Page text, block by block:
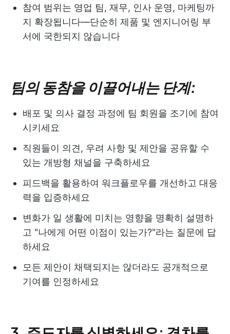
참여 범위는 영업 팀, 재무, 인사 운영, 마케팅까
지 확장됩니다—단순히 제품 및 엔지니어링 부
서에 국한되지 않습니다
팀의 동참을 이끌어내는 단계:
배포 및 의사 결정 과정에 팀 회원을 조기에 참여
시키세요
직원들이 의견, 우려 사항 및 제안을 공유할 수
있는 개방형 채널을 구축하세요
피드백을 활용하여 워크플로우를 개선하고 대응
력을 입증하세요
변화가 일 생활에 미치는 영향을 명확히 설명하
고 "나에게 어떤 이점이 있는가?"라는 질문에 답
하세요
모든 제안이 채택되지는 않더라도 공개적으로
기여를 인정하세요